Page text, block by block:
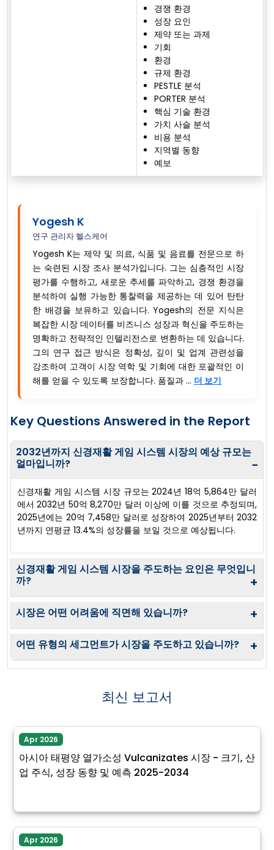
경쟁 환경
성장 요인
제약 또는 과제
기회
환경
규제 환경
PESTLE 분석
PORTER 분석
핵심 기술 환경
가치 사슬 분석
비용 분석
지역별 동향
예보
Yogesh K
연구 관리자 헬스케어
Yogesh K는 제약 및 의료, 식품 및 음료를 전문으로 하
는 숙련된 시장 조사 분석가입니다. 그는 심층적인 시장
평가를 수행하고, 새로운 추세를 파악하고, 경쟁 환경을
분석하여 실행 가능한 통찰력을 제공하는 데 있어 탄탄
한 배경을 보유하고 있습니다. Yogesh의 전문 지식은
복잡한 시장 데이터를 비즈니스 성장과 혁신을 주도하는
명확하고 전략적인 인텔리전스로 변환하는 데 있습니다.
그의 연구 접근 방식은 정확성, 깊이 및 업계 관련성을
강조하여 고객이 시장 역학 및 기회에 대한 포괄적인 이
해를 얻을 수 있도록 보장합니다. 품질과 ... 더 보기
Key Questions Answered in the Report
2032년까지 신경재활 게임 시스템 시장의 예상 규모는
얼마입니까?
−
신경재활 게임 시스템 시장 규모는 2024년 18억 5,864만 달러
에서 2032년 50억 8,270만 달러 이상에 이를 것으로 추정되며,
2025년에는 20억 7,458만 달러로 성장하여 2025년부터 2032
년까지 연평균 13.4%의 성장률을 보일 것으로 예상됩니다.
신경재활 게임 시스템 시장을 주도하는 요인은 무엇입니
까?
+
시장은 어떤 어려움에 직면해 있습니까? +
어떤 유형의 세그먼트가 시장을 주도하고 있습니까? +
최신 보고서
Apr 2026
아시아 태평양 열가소성 Vulcanizates 시장 - 크기, 산
업 주식, 성장 동향 및 예측 2025-2034
Apr 2026